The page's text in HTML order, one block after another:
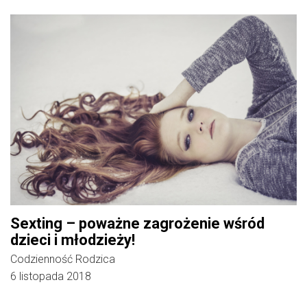
Sexting – poważne zagrożenie wśród
dzieci i młodzieży!
Codzienność Rodzica
6 listopada 2018